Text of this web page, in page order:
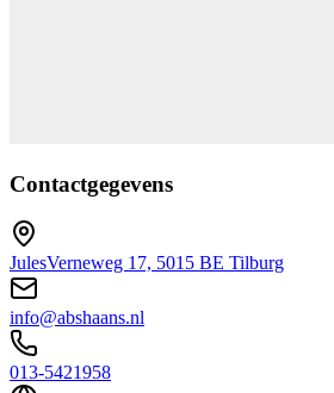
Contactgegevens
JulesVerneweg 17, 5015 BE Tilburg
info@abshaans.nl
013-5421958